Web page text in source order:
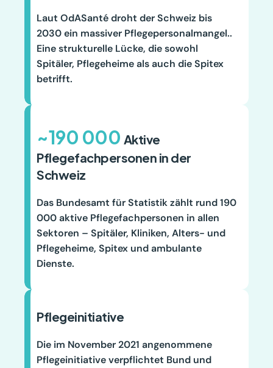
Laut OdASanté droht der Schweiz bis
2030 ein massiver Pflegepersonalmangel..
Eine strukturelle Lücke, die sowohl
Spitäler, Pflegeheime als auch die Spitex
betrifft.
~190 000 Aktive
Pflegefachpersonen in der
Schweiz
Das Bundesamt für Statistik zählt rund 190
000 aktive Pflegefachpersonen in allen
Sektoren – Spitäler, Kliniken, Alters- und
Pflegeheime, Spitex und ambulante
Dienste.
Pflegeinitiative
Die im November 2021 angenommene
Pflegeinitiative verpflichtet Bund und